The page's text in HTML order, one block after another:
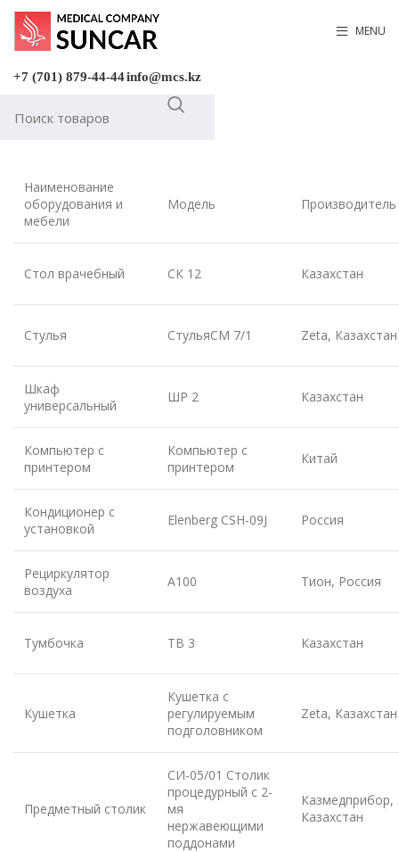
MENU
+7 (701) 879-44-44info@mcs.kz
Наименование
оборудования и
мебели
Модель Производитель
Стол врачебный СК 12 Казахстан
Стулья СтульяСМ 7/1 Zeta, Казахстан
Шкаф
универсальный
ШР 2 Казахстан
Компьютер с
принтером
Компьютер с
принтером
Китай
Кондиционер с
установкой
Elenberg CSH-09J Россия
Рециркулятор
воздуха
А100 Тион, Россия
Тумбочка ТВ 3 Казахстан
Кушетка
Кушетка с
регулируемым
подголовником
Zeta, Казахстан
Предметный столик
СИ-05/01 Столик
процедурный с 2-
мя
нержавеющими
поддонами
Казмедприбор,
Казахстан